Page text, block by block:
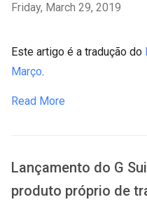
Friday, March 29, 2019
Este artigo é a tradução do
Março.
Read More
Lançamento do G
produto próprio de